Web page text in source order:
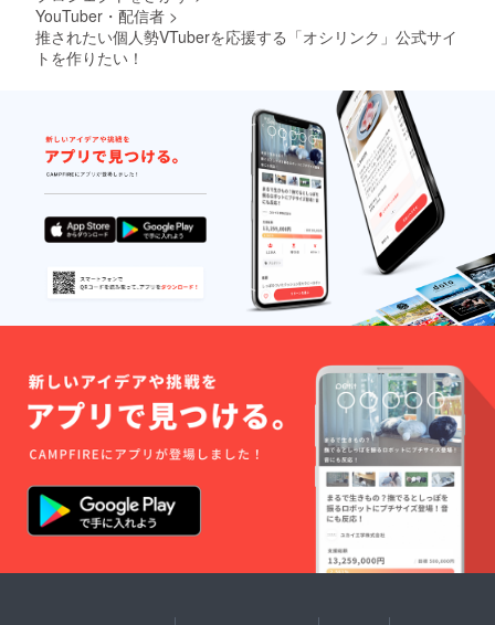
YouTuber・配信者 >
推されたい個人勢VTuberを応援する「オシリンク」公式サイ
トを作りたい！